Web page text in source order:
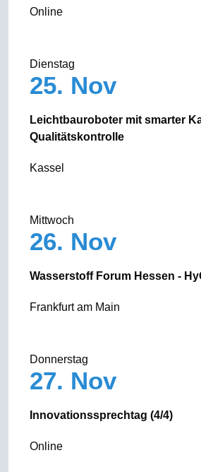
Online
Dienstag
25. Nov
Leichtbauroboter mit smarter
Qualitätskontrolle
Kassel
Mittwoch
26. Nov
Wasserstoff Forum Hessen -
Frankfurt am Main
Donnerstag
27. Nov
Innovationssprechtag (4/4)
Online